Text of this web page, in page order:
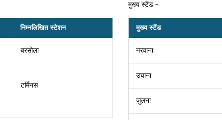
निम्नलिखित स्टेशन
बरसोला
टर्मिनस
मुख्य स्टैंड –
मुख्य स्टैंड
नरवाना
उचाना
जुलना